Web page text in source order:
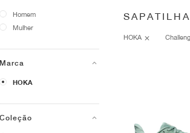
Homem
Mulher
Marca
HOKA
Coleção
HOKA